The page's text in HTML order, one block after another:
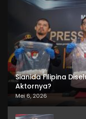
Sianida Filipina
Aktornya?
Mei 6, 2026